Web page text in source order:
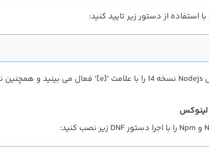
با استفاده از دستور زیر تایید کنید:
Nodejs نسخه 14 را با علامت ‘[e]’ فعال می بینید و همچنین